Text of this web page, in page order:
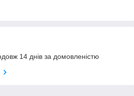
14 днів за домовленістю